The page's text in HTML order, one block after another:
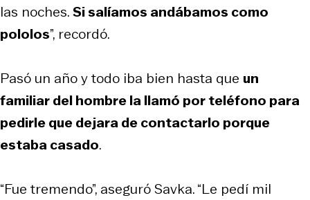
las noches.Si salíamos andábamos como
pololos”, recordó.
Pasó un año y todo iba bien hasta que un
familiar del hombre la llamó por teléfono para
pedirle que dejara de contactarlo porque
estaba casado.
“Fue tremendo”, aseguró Savka. “Le pedí mil